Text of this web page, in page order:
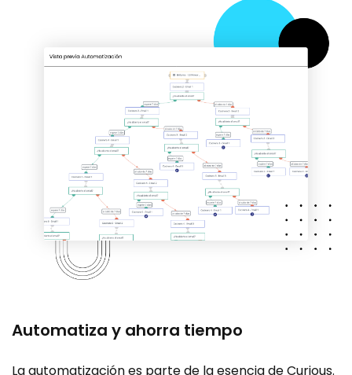
Automatiza y ahorra tiempo
La automatización es parte de la esencia de Curious.